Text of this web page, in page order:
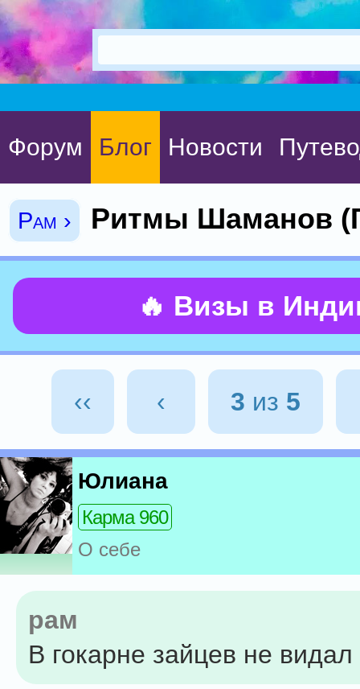
Форум Блог Новости
Рам › Ритмы Шаманов
🔥 Визы в
‹‹ ‹ 3 из 5
Юлиана
Карма 960
О себе
рам
В гокарне зайцев не видал